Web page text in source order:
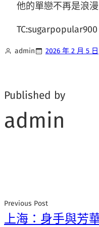
他的單戀不再是浪
TC:sugarpopular900
admin 2026 年 2 月 5 日
Published by
admin
Previous Post
上海：身手與芳